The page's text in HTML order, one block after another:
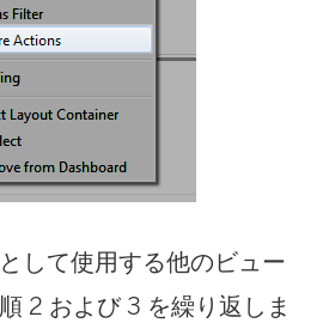
して使用する他のビュー
2 および 3 を繰り返しま